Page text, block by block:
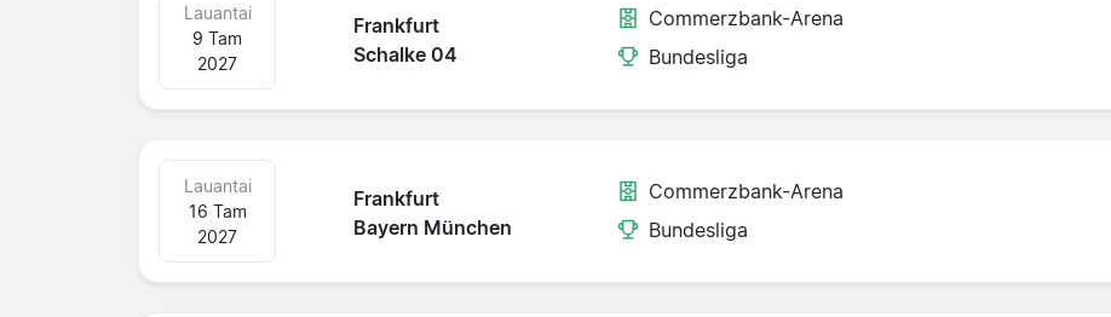
Frankfurt
Schalke 04
Lauantai
9 Tam
2027
Commerzbank-Arena
Bundesliga
Frankfurt
Bayern München
Lauantai
16 Tam
2027
Commerzbank-Arena
Bundesliga